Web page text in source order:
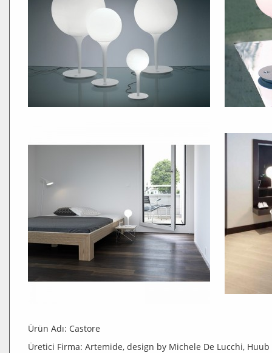
Ürün Adı: Castore
Üretici Firma: Artemide, design by Michele De Lucchi,